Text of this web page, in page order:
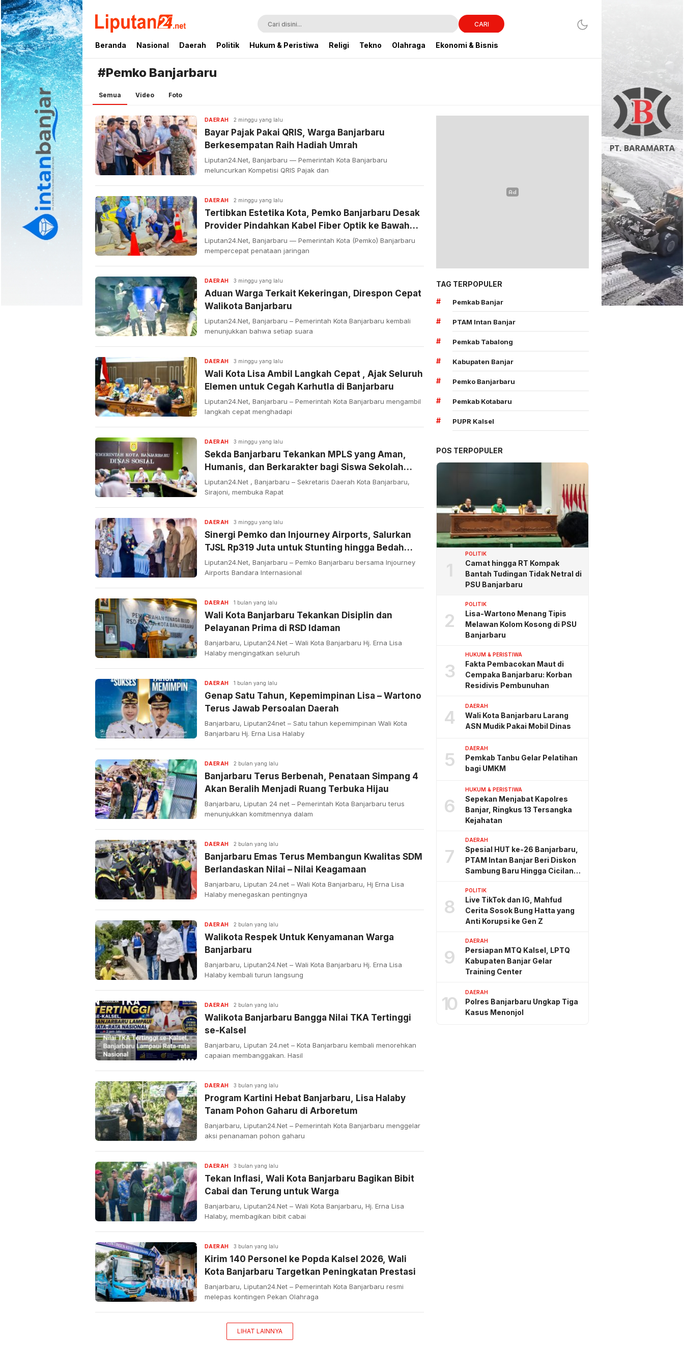
liputan24.net
CARI
Beranda Nasional Daerah Politik Hukum & Peristiwa Religi Tekno Olahraga Ekonomi & Bisnis
#Pemko Banjarbaru
Semua Video Foto
DAERAH 2 minggu yang lalu
Bayar Pajak Pakai QRIS, Warga Banjarbaru
Berkesempatan Raih Hadiah Umrah
Liputan24.Net, Banjarbaru — Pemerintah Kota Banjarbaru
meluncurkan Kompetisi QRIS Pajak dan
DAERAH 2 minggu yang lalu
Tertibkan Estetika Kota, Pemko Banjarbaru Desak
Provider Pindahkan Kabel Fiber Optik ke Bawah
Tanah
Liputan24.Net, Banjarbaru — Pemerintah Kota (Pemko) Banjarbaru
mempercepat penataan jaringan
DAERAH 3 minggu yang lalu
Aduan Warga Terkait Kekeringan, Direspon Cepat
Walikota Banjarbaru
Liputan24.Net, Banjarbaru – Pemerintah Kota Banjarbaru kembali
menunjukkan bahwa setiap suara
DAERAH 3 minggu yang lalu
Wali Kota Lisa Ambil Langkah Cepat , Ajak Seluruh
Elemen untuk Cegah Karhutla di Banjarbaru
Liputan24.Net, Banjarbaru – Pemerintah Kota Banjarbaru mengambil
langkah cepat menghadapi
DAERAH 3 minggu yang lalu
Sekda Banjarbaru Tekankan MPLS yang Aman,
Humanis, dan Berkarakter bagi Siswa Sekolah
Rakyat
Liputan24.Net , Banjarbaru – Sekretaris Daerah Kota Banjarbaru,
Sirajoni, membuka Rapat
DAERAH 3 minggu yang lalu
Sinergi Pemko dan Injourney Airports, Salurkan
TJSL Rp319 Juta untuk Stunting hingga Bedah
Rumah
Liputan24.Net, Banjarbaru – Pemko Banjarbaru bersama Injourney
Airports Bandara Internasional
DAERAH 1 bulan yang lalu
Wali Kota Banjarbaru Tekankan Disiplin dan
Pelayanan Prima di RSD Idaman
Banjarbaru, Liputan24.Net – Wali Kota Banjarbaru Hj. Erna Lisa
Halaby mengingatkan seluruh
DAERAH 1 bulan yang lalu
Genap Satu Tahun, Kepemimpinan Lisa – Wartono
Terus Jawab Persoalan Daerah
Banjarbaru, Liputan24net – Satu tahun kepemimpinan Wali Kota
Banjarbaru Hj. Erna Lisa Halaby
DAERAH 2 bulan yang lalu
Banjarbaru Terus Berbenah, Penataan Simpang 4
Akan Beralih Menjadi Ruang Terbuka Hijau
Banjarbaru, Liputan 24 net – Pemerintah Kota Banjarbaru terus
menunjukkan komitmennya dalam
DAERAH 2 bulan yang lalu
Banjarbaru Emas Terus Membangun Kwalitas SDM
Berlandaskan Nilai – Nilai Keagamaan
Banjarbaru, Liputan 24.net – Wali Kota Banjarbaru, Hj Erna Lisa
Halaby menegaskan pentingnya
DAERAH 2 bulan yang lalu
Walikota Respek Untuk Kenyamanan Warga
Banjarbaru
Banjarbaru, Liputan24.Net – Wali Kota Banjarbaru Hj. Erna Lisa
Halaby kembali turun langsung
DAERAH 2 bulan yang lalu
Walikota Banjarbaru Bangga Nilai TKA Tertinggi
se-Kalsel
Banjarbaru, Liputan 24.net – Kota Banjarbaru kembali menorehkan
capaian membanggakan. Hasil
DAERAH 3 bulan yang lalu
Program Kartini Hebat Banjarbaru, Lisa Halaby
Tanam Pohon Gaharu di Arboretum
Banjarbaru, Liputan24.Net – Pemerintah Kota Banjarbaru menggelar
aksi penanaman pohon gaharu
DAERAH 3 bulan yang lalu
Tekan Inflasi, Wali Kota Banjarbaru Bagikan Bibit
Cabai dan Terung untuk Warga
Banjarbaru, Liputan24.Net – Wali Kota Banjarbaru, Hj. Erna Lisa
Halaby, membagikan bibit cabai
DAERAH 3 bulan yang lalu
Kirim 140 Personel ke Popda Kalsel 2026, Wali
Kota Banjarbaru Targetkan Peningkatan Prestasi
Banjarbaru, Liputan24.Net – Pemerintah Kota Banjarbaru resmi
melepas kontingen Pekan Olahraga
LIHAT LAINNYA
TAG TERPOPULER
#
Pemkab Banjar
# PTAM Intan Banjar
# Pemkab Tabalong
# Kabupaten Banjar
# Pemko Banjarbaru
# Pemkab Kotabaru
# PUPR Kalsel
POS TERPOPULER
1
POLITIK
Camat hingga RT Kompak
Bantah Tudingan Tidak Netral di
PSU Banjarbaru
2
POLITIK
Lisa-Wartono Menang Tipis
Melawan Kolom Kosong di PSU
Banjarbaru
3
HUKUM & PERISTIWA
Fakta Pembacokan Maut di
Cempaka Banjarbaru: Korban
Residivis Pembunuhan
4
DAERAH
Wali Kota Banjarbaru Larang
ASN Mudik Pakai Mobil Dinas
5
DAERAH
Pemkab Tanbu Gelar Pelatihan
bagi UMKM
6
HUKUM & PERISTIWA
Sepekan Menjabat Kapolres
Banjar, Ringkus 13 Tersangka
Kejahatan
7
DAERAH
Spesial HUT ke-26 Banjarbaru,
PTAM Intan Banjar Beri Diskon
Sambung Baru Hingga Cicilan
8
POLITIK
Live TikTok dan IG, Mahfud
Cerita Sosok Bung Hatta yang
Anti Korupsi ke Gen Z
9
DAERAH
Persiapan MTQ Kalsel, LPTQ
Kabupaten Banjar Gelar
Training Center
10
DAERAH
Polres Banjarbaru Ungkap Tiga
Kasus Menonjol